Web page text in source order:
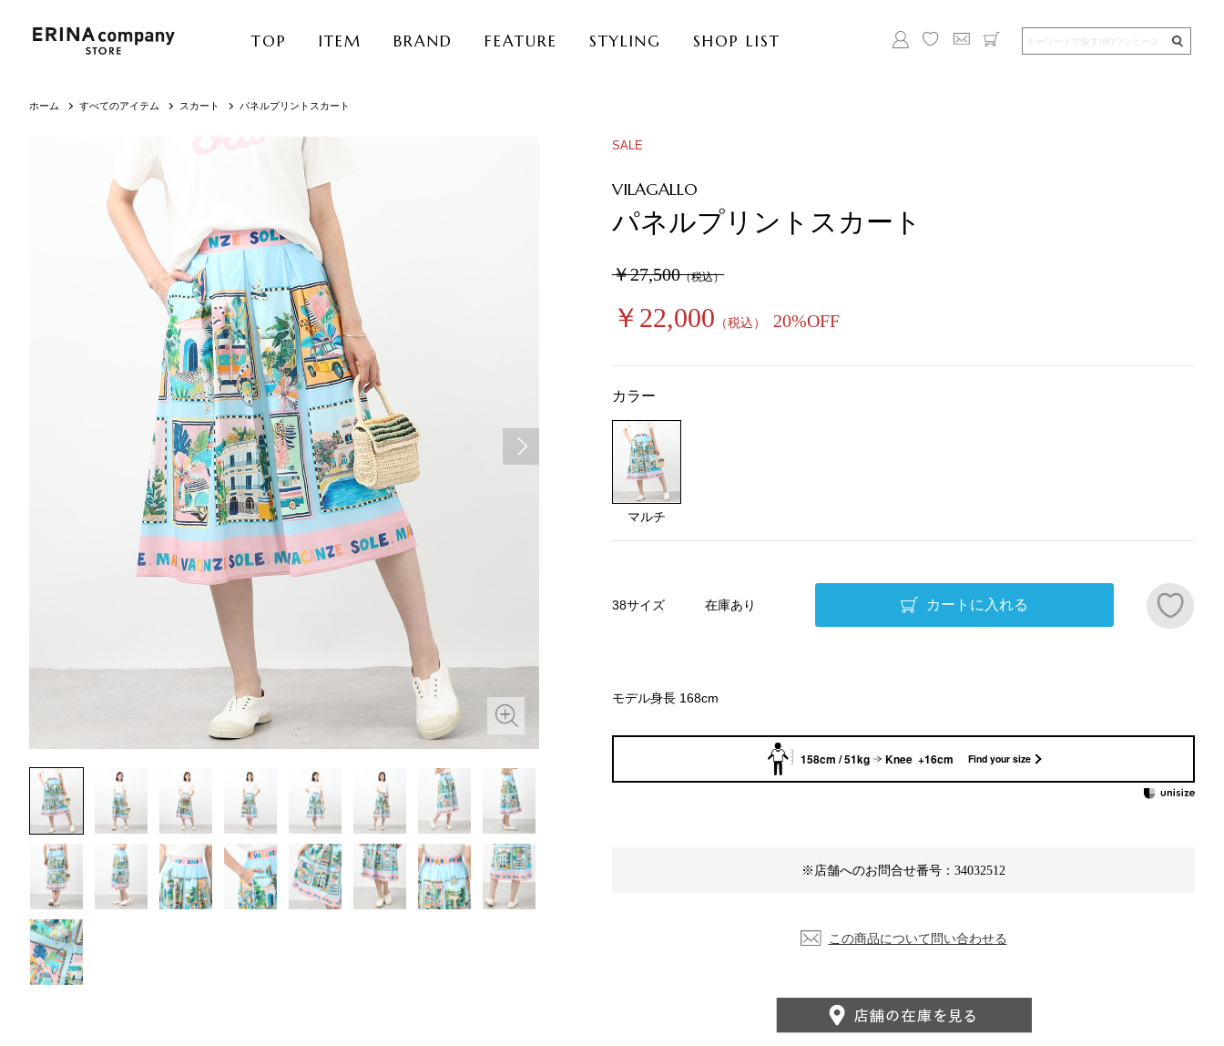
TOP ITEM BRAND FEATURE STYLING SHOP LIST
ホーム すべてのアイテム スカート パネルプリントスカート
SALE
パネルプリントスカート
￥27,500（税込）
￥22,000 （税込） 20%OFF
※店舗へのお問合せ番号：34032512
158cm / 51kg Knee +16cm Find your size
VILAGALLO
カラー
マルチ
38サイズ 在庫あり カートに入れる
この商品について問い合わせる
モデル身長 168cm